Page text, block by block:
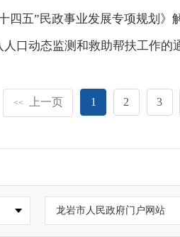
四五”民政事业发展专项规划》
人口动态监测和救助帮扶工作的
<< 上一页 1 2 3
龙岩市人民政府门户网站